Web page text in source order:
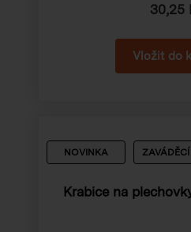
30,25
NOVINKA
Krabice na